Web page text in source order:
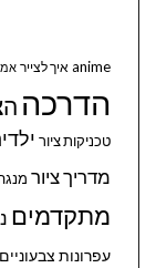
anime איך לצייר
הדרכה
טכניקות ציור
מדריך ציור
מתקדמים
עפרונות צבעוניים